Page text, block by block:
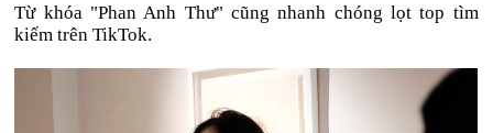
Từ khóa "Phan Anh Thư" cũng nhanh chóng lọt top tìm
kiếm trên TikTok.